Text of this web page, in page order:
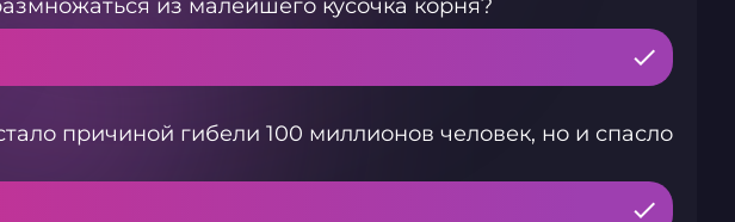
из малейшего кусочка корня?
причиной гибели 100 миллионов человек, но и спасло